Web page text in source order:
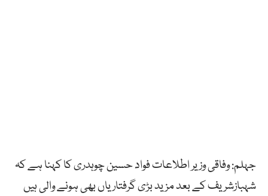
جہلم: وفاقی وزیر اطلاعات فواد حسین چوہدری کا کہنا ہے کہ
شہبازشریف کے بعد مزید بڑی گرفتاریاں بھی ہونے والی ہیں